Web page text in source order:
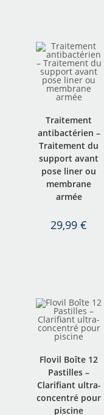
Traitement
antibactérien –
Traitement du
support avant
pose liner ou
membrane
armée
29,99€
Flovil Boîte 12
Pastilles –
Clarifiant ultra-
concentré pour
piscine